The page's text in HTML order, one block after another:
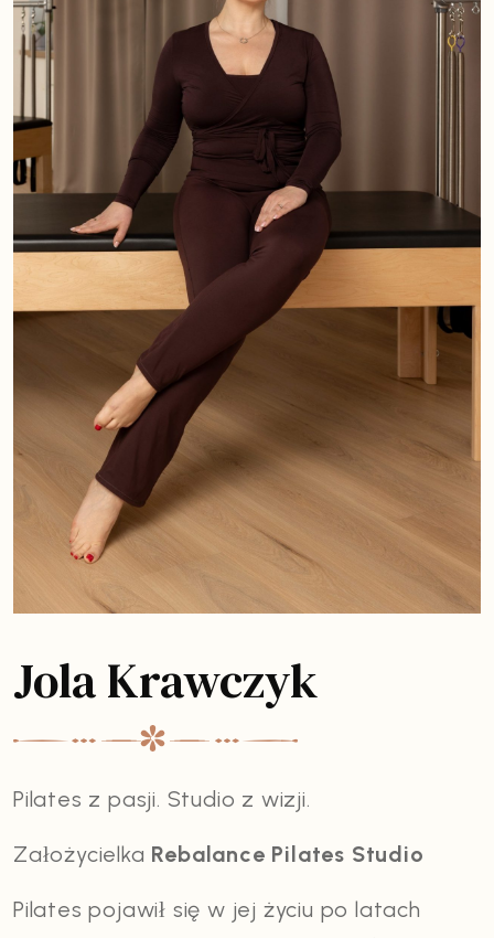
Jola Krawczyk
Pilates z pasji. Studio z wizji.
Założycielka Rebalance Pilates Studio
Pilates pojawił się w jej życiu po latach